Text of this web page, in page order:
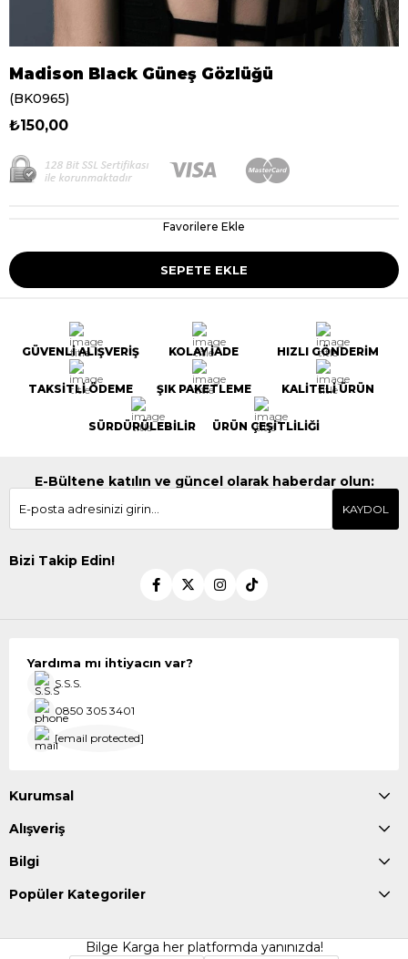
Madison Black Güneş Gözlüğü
(BK0965)
₺150,00
Favorilere Ekle
GÜVENLİ ALIŞVERİŞ KOLAY İADE HIZLI GÖNDERİM
TAKSİTLİ ÖDEME ŞIK PAKETLEME KALİTELİ ÜRÜN
SÜRDÜRÜLEBİLİR ÜRÜN ÇEŞİTLİLİĞİ
E-Bültene katılın ve güncel olarak haberdar olun:
KAYDOL
Bizi Takip Edin!
Yardıma mı ihtiyacın var?
S.S.S.
0850 305 3401
[email protected]
Kurumsal
Alışveriş
Bilgi
Popüler Kategoriler
Bilge Karga her platformda yanınızda!